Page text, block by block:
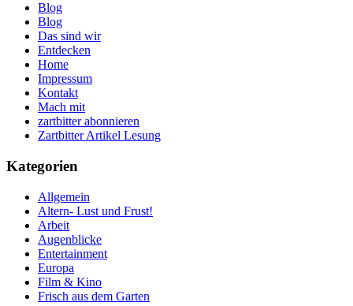
Blog
Blog
Das sind wir
Entdecken
Home
Impressum
Kontakt
Mach mit
zartbitter abonnieren
Zartbitter Artikel Lesung
Kategorien
Allgemein
Altern- Lust und Frust!
Arbeit
Augenblicke
Entertainment
Europa
Film & Kino
Frisch aus dem Garten